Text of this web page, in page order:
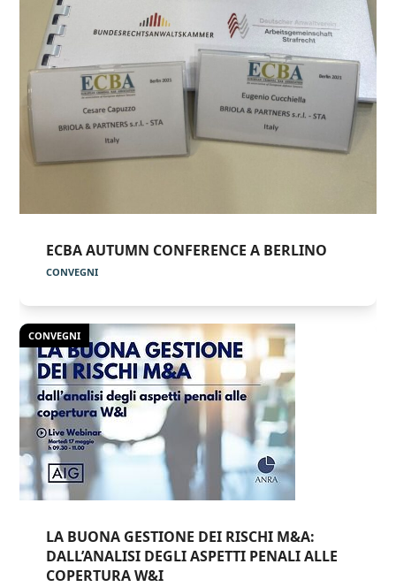
ECBA AUTUMN CONFERENCE A BERLINO
CONVEGNI
CONVEGNI
LA BUONA GESTIONE DEI RISCHI M&A:
DALL’ANALISI DEGLI ASPETTI PENALI ALLE
COPERTURA W&I